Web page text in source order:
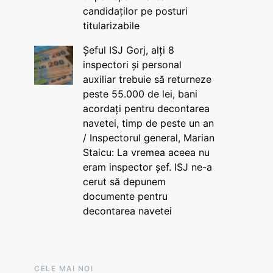
candidaților pe posturi
titularizabile
Șeful ISJ Gorj, alți 8
inspectori și personal
auxiliar trebuie să returneze
peste 55.000 de lei, bani
acordați pentru decontarea
navetei, timp de peste un an
/ Inspectorul general, Marian
Staicu: La vremea aceea nu
eram inspector șef. ISJ ne-a
cerut să depunem
documente pentru
decontarea navetei
CELE MAI NOI